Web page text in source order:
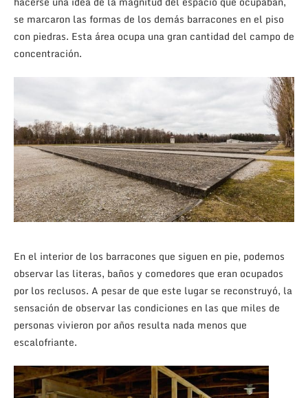
se marcaron las formas de los demás barracones en el piso
con piedras. Esta área ocupa una gran cantidad del campo de
concentración.
En el interior de los barracones que siguen en pie, podemos
observar las literas, baños y comedores que eran ocupados
por los reclusos. A pesar de que este lugar se reconstruyó, la
sensación de observar las condiciones en las que miles de
personas vivieron por años resulta nada menos que
escalofriante.